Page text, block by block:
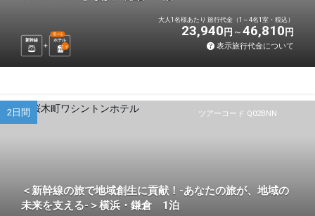
新幹線 ホテル
選べる
1 泊
大人1名様あたり 旅行代金（1～4名1室・税込）
23,940 円 46,810 円
表示旅行代金について
ツアーコード Q02BNN
2日間
＜新幹線の旅で地域創生に貢献！-あなたの旅が、地域の
未来を支える-＞横浜・鎌倉 1泊